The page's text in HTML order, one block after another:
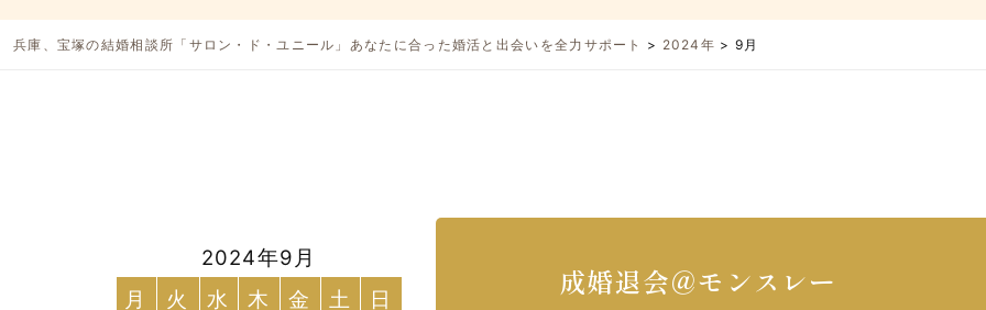
兵庫、宝塚の結婚相談所「サロン・ド・ユニール」あなたに合った婚活と出会いを全力サポート > 2024年 > 9月
成婚退会＠モンスレー
2024年9月
月
火 水 木 金 土
日